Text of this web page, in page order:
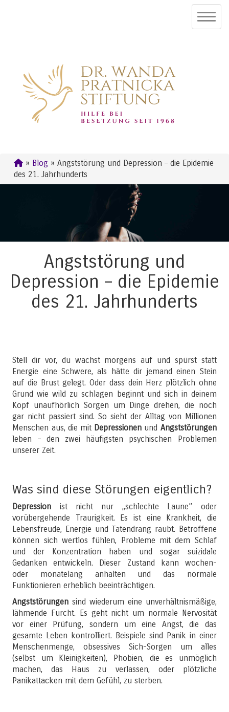
» Blog » Angststörung und Depression – die Epidemie
des 21. Jahrhunderts
Angststörung und
Depression – die Epidemie
des 21. Jahrhunderts
Stell dir vor, du wachst morgens auf und spürst statt
Energie eine Schwere, als hätte dir jemand einen Stein
auf die Brust gelegt. Oder dass dein Herz plötzlich ohne
Grund wie wild zu schlagen beginnt und sich in deinem
Kopf unaufhörlich Sorgen um Dinge drehen, die noch
gar nicht passiert sind. So sieht der Alltag von Millionen
Menschen aus, die mit Depressionen und Angststörungen
leben – den zwei häufigsten psychischen Problemen
unserer Zeit.
Was sind diese Störungen eigentlich?
Depression ist nicht nur „schlechte Laune” oder
vorübergehende Traurigkeit. Es ist eine Krankheit, die
Lebensfreude, Energie und Tatendrang raubt. Betroffene
können sich wertlos fühlen, Probleme mit dem Schlaf
und der Konzentration haben und sogar suizidale
Gedanken entwickeln. Dieser Zustand kann wochen-
oder monatelang anhalten und das normale
Funktionieren erheblich beeinträchtigen.
Angststörungen sind wiederum eine unverhältnismäßige,
lähmende Furcht. Es geht nicht um normale Nervosität
vor einer Prüfung, sondern um eine Angst, die das
gesamte Leben kontrolliert. Beispiele sind Panik in einer
Menschenmenge, obsessives Sich-Sorgen um alles
(selbst um Kleinigkeiten), Phobien, die es unmöglich
machen, das Haus zu verlassen, oder plötzliche
Panikattacken mit dem Gefühl, zu sterben.